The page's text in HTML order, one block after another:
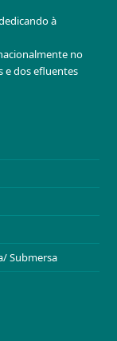
à
no
e dos efluentes
Submersa